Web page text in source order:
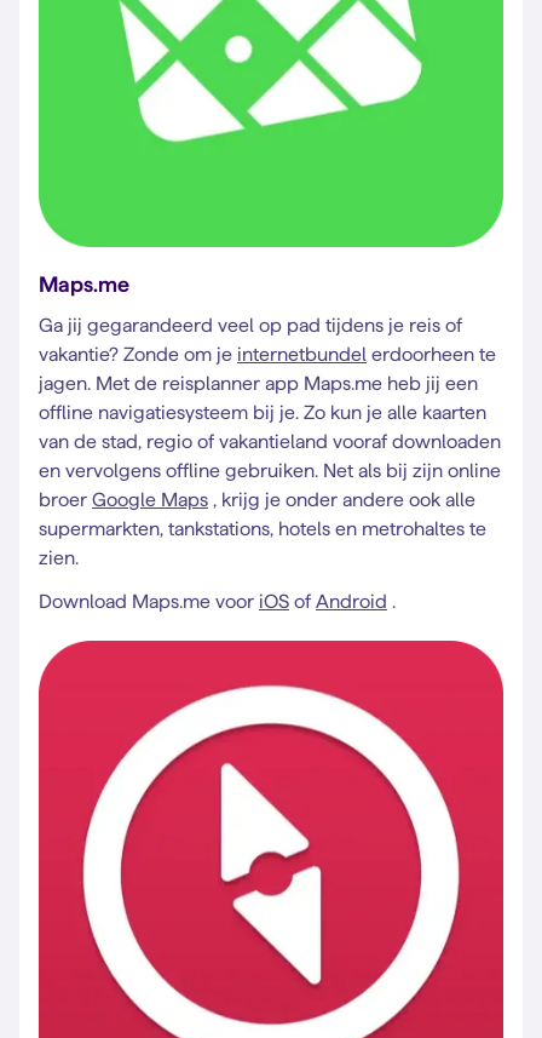
Maps.me
Ga jij gegarandeerd veel op pad tijdens je reis of
vakantie? Zonde om je internetbundel erdoorheen te
jagen. Met de reisplanner app Maps.me heb jij een
offline navigatiesysteem bij je. Zo kun je alle kaarten
van de stad, regio of vakantieland vooraf downloaden
en vervolgens offline gebruiken. Net als bij zijn online
broer Google Maps , krijg je onder andere ook alle
supermarkten, tankstations, hotels en metrohaltes te
zien.
Download Maps.me voor iOS of Android .